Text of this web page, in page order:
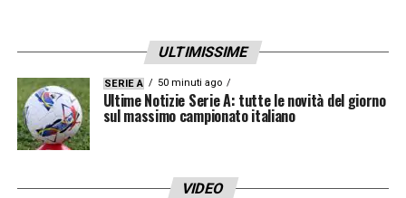
qualcosa di unico e straordinario. Vi porterò
nel cuore, per sempre. Gila».
LA PLAYLIST DELLE NOSTRE TOP NEWS
ULTIMISSIME
SERIE A 50 minuti ago
Ultime Notizie Serie A: tutte le novità del giorno
sul massimo campionato italiano
VIDEO